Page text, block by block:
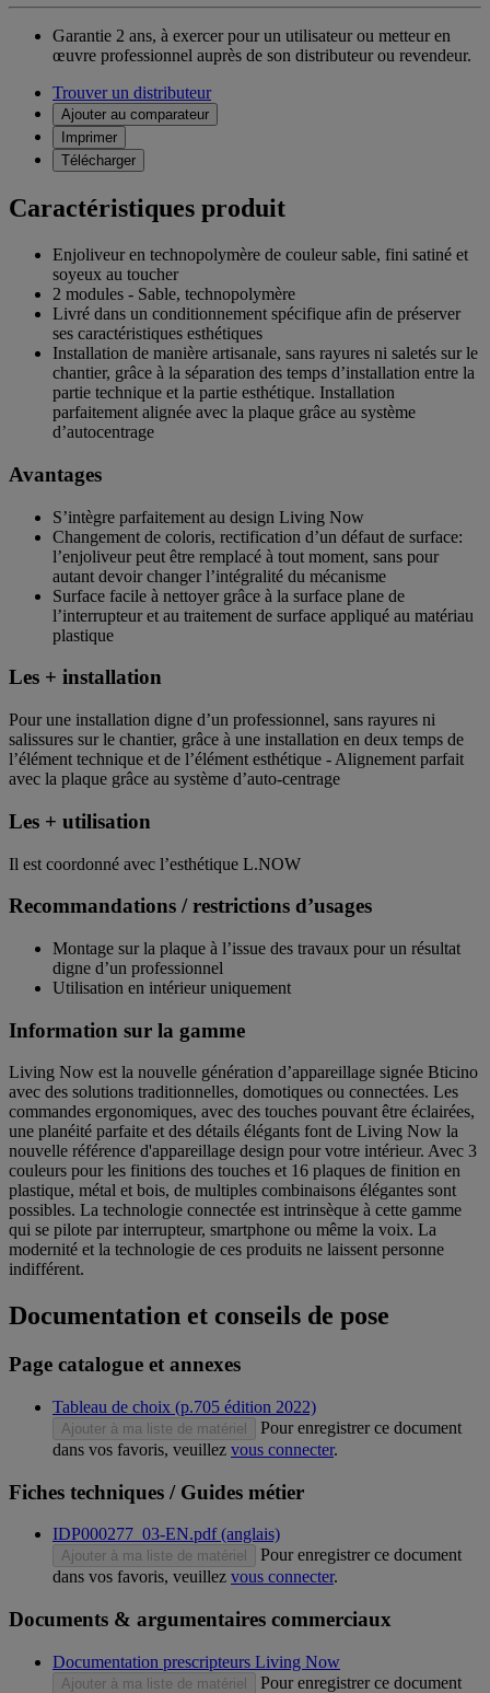
Garantie 2 ans, à exercer pour un utilisateur ou metteur en
œuvre professionnel auprès de son distributeur ou revendeur.
Trouver un distributeur
Ajouter au comparateur
Imprimer
Télécharger
Caractéristiques produit
Enjoliveur en technopolymère de couleur sable, fini satiné et
soyeux au toucher
2 modules - Sable, technopolymère
Livré dans un conditionnement spécifique afin de préserver
ses caractéristiques esthétiques
Installation de manière artisanale, sans rayures ni saletés sur le
chantier, grâce à la séparation des temps d’installation entre la
partie technique et la partie esthétique. Installation
parfaitement alignée avec la plaque grâce au système
d’autocentrage
Avantages
S’intègre parfaitement au design Living Now
Changement de coloris, rectification d’un défaut de surface:
l’enjoliveur peut être remplacé à tout moment, sans pour
autant devoir changer l’intégralité du mécanisme
Surface facile à nettoyer grâce à la surface plane de
l’interrupteur et au traitement de surface appliqué au matériau
plastique
Les + installation
Pour une installation digne d’un professionnel, sans rayures ni
salissures sur le chantier, grâce à une installation en deux temps de
l’élément technique et de l’élément esthétique - Alignement parfait
avec la plaque grâce au système d’auto-centrage
Les + utilisation
Il est coordonné avec l’esthétique L.NOW
Recommandations / restrictions d’usages
Montage sur la plaque à l’issue des travaux pour un résultat
digne d’un professionnel
Utilisation en intérieur uniquement
Information sur la gamme
Living Now est la nouvelle génération d’appareillage signée Bticino
avec des solutions traditionnelles, domotiques ou connectées. Les
commandes ergonomiques, avec des touches pouvant être éclairées,
une planéité parfaite et des détails élégants font de Living Now la
nouvelle référence d'appareillage design pour votre intérieur. Avec 3
couleurs pour les finitions des touches et 16 plaques de finition en
plastique, métal et bois, de multiples combinaisons élégantes sont
possibles. La technologie connectée est intrinsèque à cette gamme
qui se pilote par interrupteur, smartphone ou même la voix. La
modernité et la technologie de ces produits ne laissent personne
indifférent.
Documentation et conseils de pose
Page catalogue et annexes
Tableau de choix (p.705 édition 2022)
Ajouter à ma liste de matériel
Pour enregistrer ce document
dans vos favoris, veuillez vous connecter.
Fiches techniques / Guides métier
IDP000277_03-EN.pdf (anglais)
Ajouter à ma liste de matériel
Pour enregistrer ce document
dans vos favoris, veuillez vous connecter.
Documents & argumentaires commerciaux
Documentation prescripteurs Living Now
Ajouter à ma liste de matériel
Pour enregistrer ce document